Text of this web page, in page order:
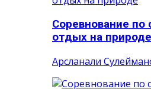
Соревнование по
отдых на природе
Арсланали